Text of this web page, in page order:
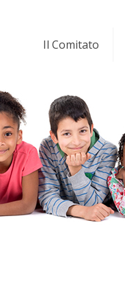
Il Comitato